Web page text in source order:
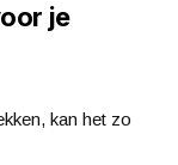
je
kan het zo